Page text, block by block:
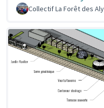
Collectif La Forêt des